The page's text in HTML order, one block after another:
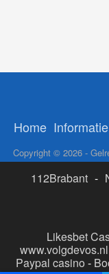
Home Informatie
Copyright © 2026 -
112Brabant -
Likesbet
www.volgdevos.nl
Paypal casino -